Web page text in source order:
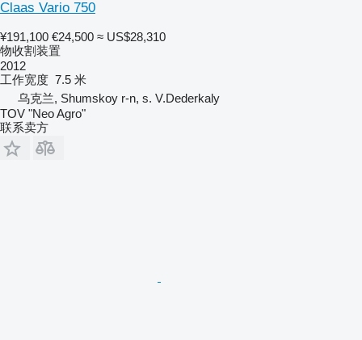
Claas Vario 750
¥191,100 €24,500 ≈ US$28,310
物收割装置
2012
工作宽度 7.5 米
乌克兰, Shumskoy r-n, s. V.Dederkaly
TOV "Neo Agro"
联系卖方